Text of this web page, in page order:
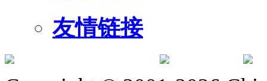
友情链接